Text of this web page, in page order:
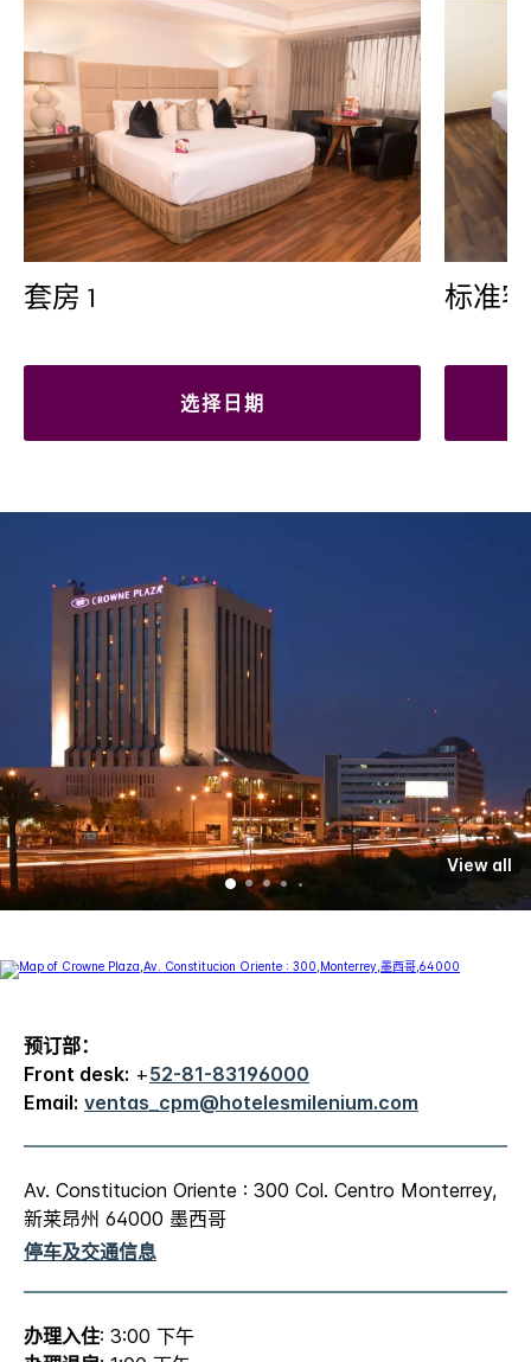
套房 1
选择日期
标准
View all
预订部：
Front desk: +52-81-83196000
Email: ventas_cpm@hotelesmilenium.com
Av. Constitucion Oriente : 300 Col. Centro Monterrey,
新莱昂州 64000 墨西哥
停车及交通信息
办理入住: 3:00 下午